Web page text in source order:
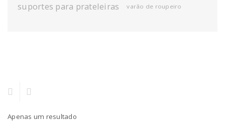
suportes para prateleiras varão de roupeiro
Apenas um resultado